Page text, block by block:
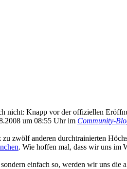
nicht: Knapp vor der offiziellen
um 08:55 Uhr im Community-
zwölf anderen durchtrainierten
. Wie hoffen mal, dass wir uns im
einfach so, werden wir uns die